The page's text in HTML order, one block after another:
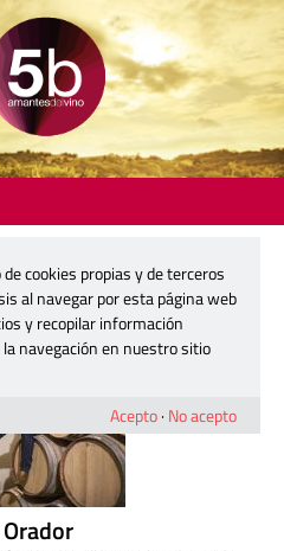
cookies propias y de terceros
al navegar por esta página web
y recopilar información
navegación en nuestro sitio
Acepto· No acepto